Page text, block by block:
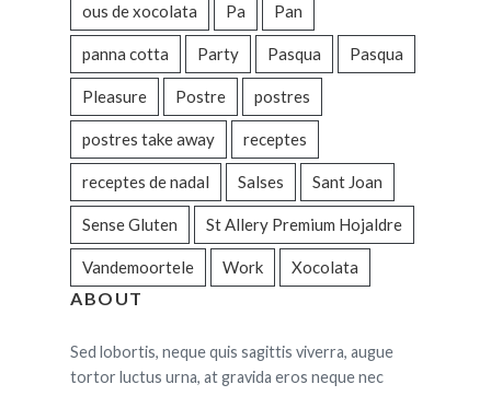
ous de xocolata Pa Pan
panna cotta Party Pasqua Pasqua
Pleasure Postre postres
postres take away receptes
receptes de nadal Salses Sant Joan
Sense Gluten St Allery Premium Hojaldre
Vandemoortele Work Xocolata
ABOUT
Sed lobortis, neque quis sagittis viverra, augue
tortor luctus urna, at gravida eros neque nec